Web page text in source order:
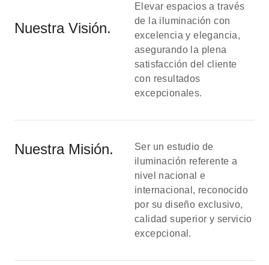
Nuestra Visión.
Elevar espacios a través
de la iluminación con
excelencia y elegancia,
asegurando la plena
satisfacción del cliente
con resultados
excepcionales.
Nuestra Misión.
Ser un estudio de
iluminación referente a
nivel nacional e
internacional, reconocido
por su diseño exclusivo,
calidad superior y servicio
excepcional.